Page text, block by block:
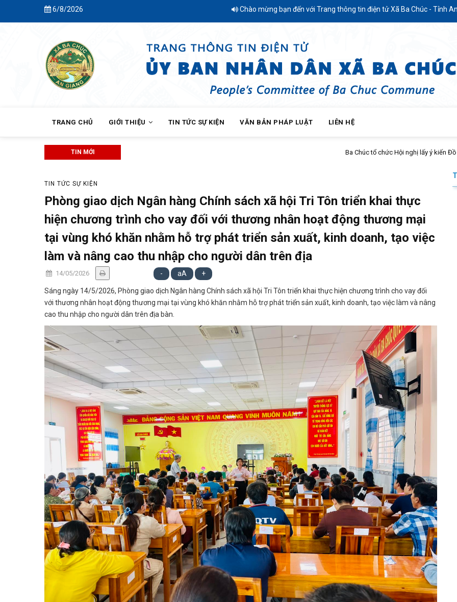
6/8/2026 Chào mừng bạn đến với Trang thông tin điện tử Xã Ba Chúc - Tỉnh An Giang
NAVIGATION
TRANG CHỦ GIỚI THIỆU TIN TỨC SỰ KIỆN VĂN BẢN PHÁP LUẬT LIÊN HỆ
TIN MỚI Ba Chúc tổ chức Hội nghị lấy ý kiến Đồ án quy hoạch chung xã Ba Chúc đến năm 2050
TIN TỨC SỰ KIỆN
Phòng giao dịch Ngân hàng Chính sách xã hội Tri Tôn triển khai thực
hiện chương trình cho vay đối với thương nhân hoạt động thương mại
tại vùng khó khăn nhằm hỗ trợ phát triển sản xuất, kinh doanh, tạo việc
làm và nâng cao thu nhập cho người dân trên địa
14/05/2026 - aA +
Sáng ngày 14/5/2026, Phòng giao dịch Ngân hàng Chính sách xã hội Tri Tôn triển khai thực hiện chương trình cho vay đối
với thương nhân hoạt động thương mại tại vùng khó khăn nhằm hỗ trợ phát triển sản xuất, kinh doanh, tạo việc làm và nâng
cao thu nhập cho người dân trên địa bàn.